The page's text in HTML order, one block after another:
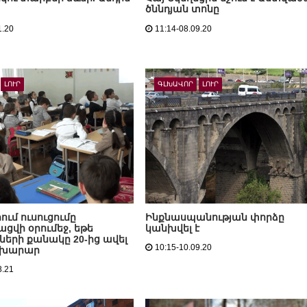
ծննդյան տոնը
11:14-08.09.20
ԼՈՒՐ
ուսուցումը
օրումեջ, եթե
քանակը 20-ից ավել
ԳԼԽԱՎՈՐ ԼՈՒՐ
Ինքնասպանության փորձը
կանխվել է
10:15-10.09.20